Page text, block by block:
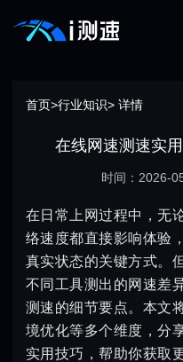
首页>行业知识> 详情
在线网速测速实
时间：2026-
在日常上网过程中，无
络速度都直接影响体验
真实状态的关键方式。
不同工具测出的网速差
测速的细节要点。本文
境优化等多个维度，分
实用技巧，帮助你获取